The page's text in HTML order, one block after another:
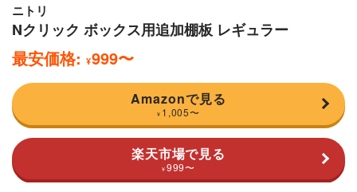
ニトリ
Nクリック ボックス用追加棚板 レギュラー
最安価格: ¥999〜
Amazonで見る
¥ 1,005〜
楽天市場で見る
¥ 999〜